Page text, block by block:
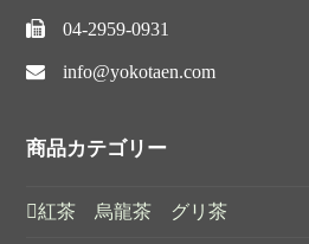
04-2959-0931
info@yokotaen.com
商品カテゴリー
紅茶 烏龍茶 グリ茶